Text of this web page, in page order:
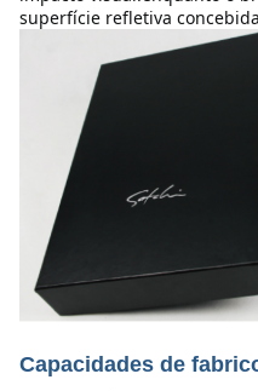
superfície refletiva
Capacidades de